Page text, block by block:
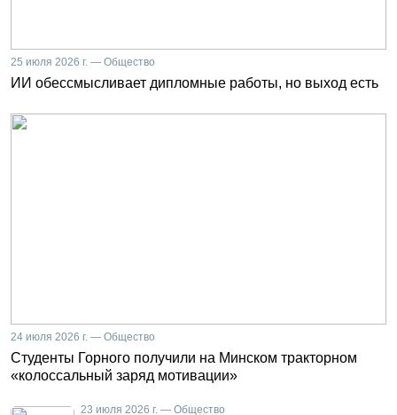
25 июля 2026 г. — Общество
ИИ обессмысливает дипломные работы, но выход есть
24 июля 2026 г. — Общество
Студенты Горного получили на Минском тракторном
«колоссальный заряд мотивации»
23 июля 2026 г. — Общество